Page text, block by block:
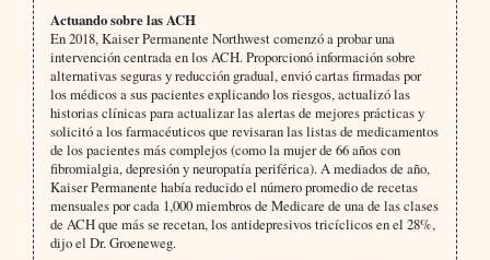
Actuando sobre las ACH
En 2018, Kaiser Permanente Northwest comenzó a probar una
intervención centrada en los ACH. Proporcionó información sobre
alternativas seguras y reducción gradual, envió cartas firmadas por
los médicos a sus pacientes explicando los riesgos, actualizó las
historias clínicas para actualizar las alertas de mejores prácticas y
solicitó a los farmacéuticos que revisaran las listas de medicamentos
de los pacientes más complejos (como la mujer de 66 años con
fibromialgia, depresión y neuropatía periférica). A mediados de año,
Kaiser Permanente había reducido el número promedio de recetas
mensuales por cada 1,000 miembros de Medicare de una de las clases
de ACH que más se recetan, los antidepresivos tricíclicos en el 28%,
dijo el Dr. Groeneweg.